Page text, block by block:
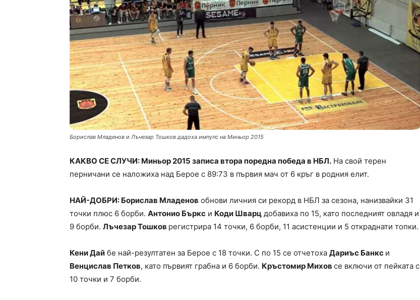
Борислав Младенов и Лъчезар Тошков дадоха импулс на Миньор 2015
КАКВО СЕ СЛУЧИ: Миньор 2015 записа втора поредна победа в НБЛ. На свой терен
перничани се наложиха над Берое с 89:73 в първия мач от 6 кръг в родния елит.
НАЙ-ДОБРИ: Борислав Младенов обнови личния си рекорд в НБЛ за сезона, нанизвайки 31
точки плюс 6 борби. Антонио Бъркс и Коди Шварц добавиха по 15, като последният овладя и
9 борби. Лъчезар Тошков регистрира 14 точки, 6 борби, 11 асистенции и 5 откраднати топки.
Кени Дай бе най-резултатен за Берое с 18 точки. С по 15 се отчетоха Дариъс Банкс и
Венцислав Петков, като първият грабна и 6 борби. Кръстомир Михов се включи от пейката с
10 точки и 7 борби.